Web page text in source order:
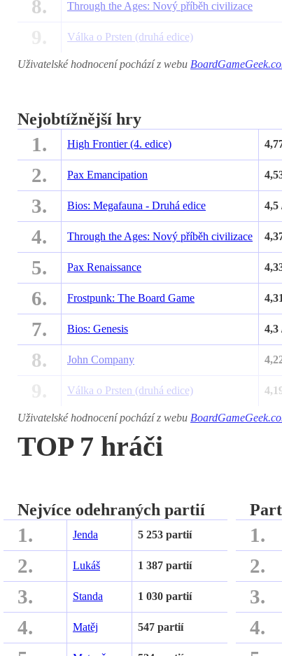
8. Through the Ages: Nový příběh civilizace
Válka o Prsten (druhá edice)
Uživatelské hodnocení pochází z webu
Nejobtížnější hry
1. High Frontier (4. edice)
2. Pax Emancipation
3. Bios: Megafauna - Druhá edice 4,5
4. Through the Ages: Nový příběh civilizace
5. Pax Renaissance
6. Frostpunk: The Board Game
7. Bios: Genesis 4,3
8. John Company
Válka o Prsten (druhá edice)
Uživatelské hodnocení pochází z webu
TOP 7 hráči
Nejvíce odehraných partií
1. Jenda 5 253 partií
2. Lukáš 1 387 partií
3. Standa 1 030 partií
4. Matěj 547 partií
1.
2.
3.
4.